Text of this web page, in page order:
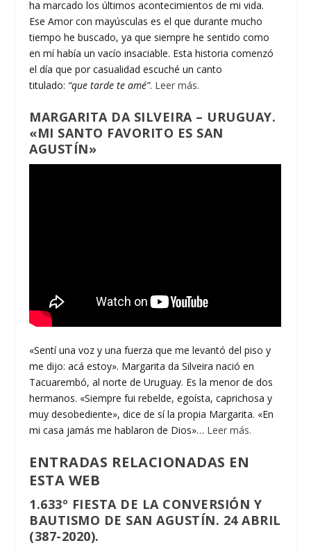
ha marcado los últimos acontecimientos de mi vida.
Ese Amor con mayúsculas es el que durante mucho
tiempo he buscado, ya que siempre he sentido como
en mí había un vacío insaciable. Esta historia comenzó
el día que por casualidad escuché un canto
titulado: “que tarde te amé”. Leer más.
MARGARITA DA SILVEIRA – URUGUAY.
«MI SANTO FAVORITO ES SAN
AGUSTÍN»
«Sentí una voz y una fuerza que me levantó del piso y
me dijo: acá estoy». Margarita da Silveira nació en
Tacuarembó, al norte de Uruguay. Es la menor de dos
hermanos. «Siempre fui rebelde, egoísta, caprichosa y
muy desobediente», dice de sí la propia Margarita. «En
mi casa jamás me hablaron de Dios»… Leer más.
ENTRADAS RELACIONADAS EN
ESTA WEB
1.633º FIESTA DE LA CONVERSIÓN Y
BAUTISMO DE SAN AGUSTÍN. 24 ABRIL
(387-2020).